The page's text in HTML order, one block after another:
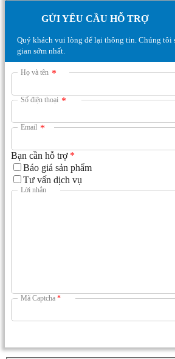
GỬI YÊU CẦU HỖ TRỢ
Quý khách vui lòng để lại thông tin. Chúng tôi
gian sớm nhất.
Họ và tên *
Số điện thoại *
Email *
Bạn cần hỗ trợ *
Báo giá sản phẩm
Tư vấn dịch vụ
Lời nhắn
Mã Captcha *